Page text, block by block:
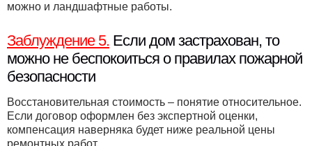
можно и ландшафтные работы.
Заблуждение 5. Если дом застрахован, то
можно не беспокоиться о правилах пожарной
безопасности
Восстановительная стоимость – понятие относительное.
Если договор оформлен без экспертной оценки,
компенсация наверняка будет ниже реальной цены
ремонтных работ.